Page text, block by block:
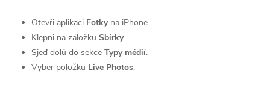
Otevři aplikaci Fotkyna iPhone.
Klepni na záložku Sbírky.
Sjeď dolů do sekce Typy médií.
Vyber položku Live Photos.